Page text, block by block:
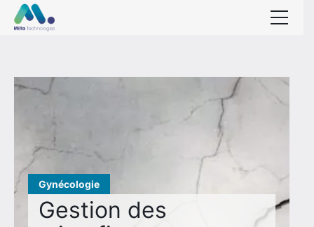
Gynécologie
Gestion des
Concept
Études scientifiques
Formations
Nouveauté : découvrez
Milta FullBody !